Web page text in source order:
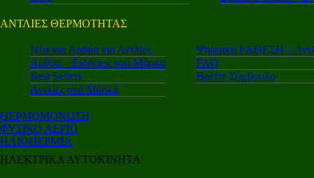
ΑΝΤΛΙΕΣ ΘΕΡΜΟΤΗΤΑΣ
Nέα και Αρθρα για Αντλίες
Αρθρα – Ειδήσεις ανά Μάρκα
Best Sellers
Αντλίες ανά Μάρκα
Ψηφιακή ΕΚΘΕΣΗ –
FAQ
Βρείτε Σύμβουλο
ΘΕΡΜΟΜΟΝΩΣΗ
ΦΥΣΙΚΟ ΑΕΡΙΟ
ΗΛΙΟΘΕΡΜΙΑ
ΗΛΕΚΤΡΙΚΑ ΑΥΤΟΚΙΝΗΤΑ